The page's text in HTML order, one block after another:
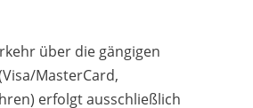
über die gängigen
MasterCard,
erfolgt ausschließlich